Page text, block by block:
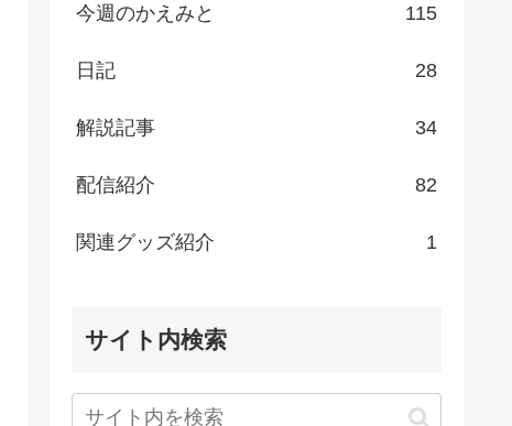
今週のかえみと 115
日記 28
解説記事 34
配信紹介 82
関連グッズ紹介 1
サイト内検索